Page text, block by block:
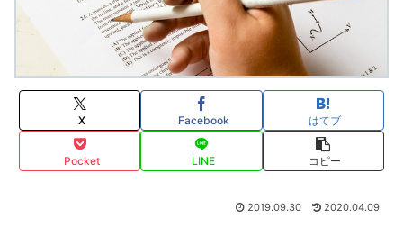
X Facebook はてブ
Pocket LINE コピー
2019.09.30 2020.04.09